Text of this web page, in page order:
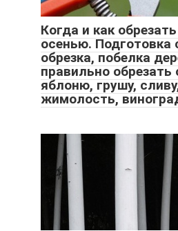
Когда и как
осенью. Подготовка
обрезка, побелка
правильно обрезать
яблоню, грушу,
жимолость,